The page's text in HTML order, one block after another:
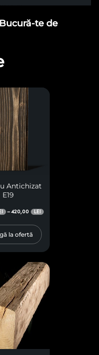
te de
Antichizat
E19
–420,00 LEI
la ofertă